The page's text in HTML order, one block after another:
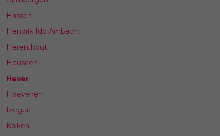
Hasselt
Hendrik Ido Ambacht
Herenthout
Heusden
Hever
Hoevenen
Izegem
Kalken